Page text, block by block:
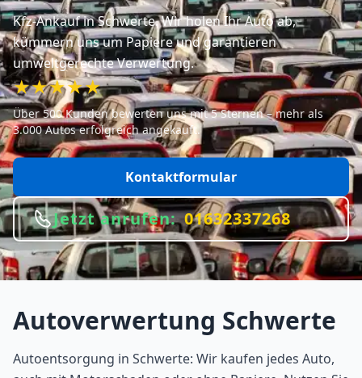
Kfz-Ankaufin Schwerte. Wir holen Ihr Auto ab,
kümmern uns um Papiere und garantieren
umweltgerechte Verwertung.
★★★★★
Über 500 Kunden bewerten uns mit 5 Sternen – mehr als
3.000 Autos erfolgreich angekauft.
Kontaktformular
Jetzt anrufen: 01632337268
Autoverwertung Schwerte
Autoentsorgung in Schwerte: Wir kaufen jedes Auto,